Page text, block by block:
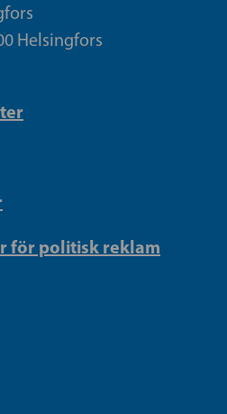
Helsingfors
för politisk reklam